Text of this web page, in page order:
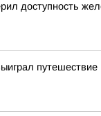
доступность